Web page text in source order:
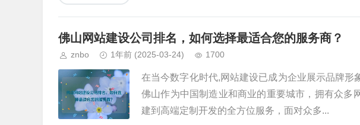
佛山网站建设公司排名，如何选择最适合您的服务商？
znbo 1年前 (2025-03-24) 1700
在当今数字化时代,网站建设已成为企业展示品牌形
佛山作为中国制造业和商业的重要城市，拥有众多
建到高端定制开发的全方位服务，面对众多...